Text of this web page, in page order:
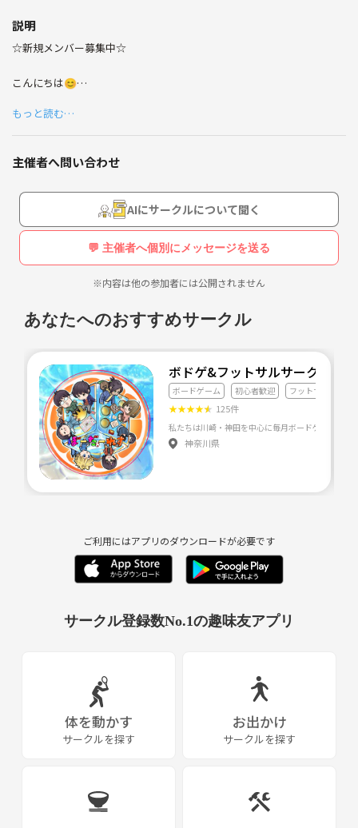
フットサルなどの運動
友達作り🤝
フェス、ライブに行く
ラーメン食べること
などいろんなこと興味あります！
よろしくお願いします🤲
説明
☆新規メンバー募集中☆
こんにちは😊
気軽にフットサルをしたくてこの度サークルを立ち上げました！
活動場所は私の住まいと絡めて内房線沿いを考えています。
（硬式テニスもしたいですがメインはフットサルで行くつもりです）
設立したばかりなので初期メンバー及び管理メンバーを大募集中です！
経験の有無は問いませんのでご興味ある方は是非ともご連絡の方お待ち
しております。
よろしくお願いします🙇🏻
もっと読む…
主催者へ問い合わせ
AIにサークルについて聞く
💬 主催者へ個別にメッセージを送る
※内容は他の参加者には公開されません
あなたへのおすすめサークル
ボドゲ&フットサルサークル
ボードゲーム 初心者歓迎 フットサル
★★★★★ 125件
神奈川県
ご利用にはアプリのダウンロードが必要です
サークル登録数No.1の趣味友アプリ
体を動かす
サークルを探す
お出かけ
サークルを探す